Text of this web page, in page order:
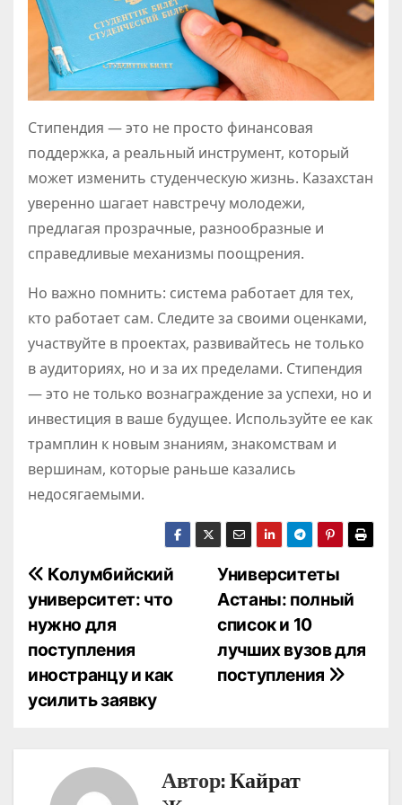
Стипендия — это не просто финансовая
поддержка, а реальный инструмент, который
может изменить студенческую жизнь. Казахстан
уверенно шагает навстречу молодежи,
предлагая прозрачные, разнообразные и
справедливые механизмы поощрения.
Но важно помнить: система работает для тех,
кто работает сам. Следите за своими оценками,
участвуйте в проектах, развивайтесь не только
в аудиториях, но и за их пределами. Стипендия
— это не только вознаграждение за успехи, но и
инвестиция в ваше будущее. Используйте ее как
трамплин к новым знаниям, знакомствам и
вершинам, которые раньше казались
недосягаемыми.
Н
а
в
и
Университеты
Астаны: полный
список и 10
лучших вузов для
поступления
Колумбийский
университет: что
нужно для
поступления
иностранцу и как
усилить заявку
Автор:Кайрат